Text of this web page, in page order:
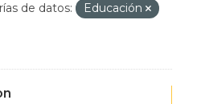
de datos:
Educación